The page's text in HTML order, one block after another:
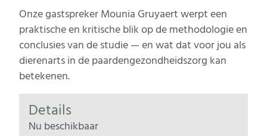
Onze gastspreker Mounia Gruyaert werpt een
praktische en kritische blik op de methodologie en
conclusies van de studie — en wat dat voor jou als
dierenarts in de paardengezondheidszorg kan
betekenen.
Details
Nu beschikbaar